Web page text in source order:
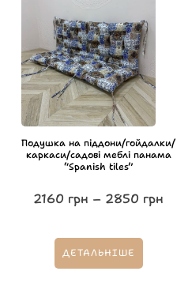
Подушка на піддони/гойдалки/
каркаси/садові меблі панама
“Spanish tiles”
2160 грн – 2850 грн
ДЕТАЛЬНІШЕ